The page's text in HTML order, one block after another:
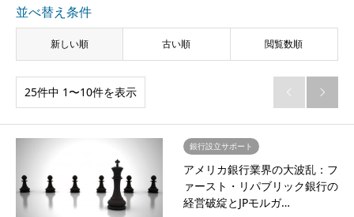
並べ替え条件
新しい順 古い順 閲覧数順
25件中 1〜10件を表示  
銀行設立サポート
アメリカ銀行業界の大波乱：フ
ァースト・リパブリック銀行の
経営破綻とJPモルガ…